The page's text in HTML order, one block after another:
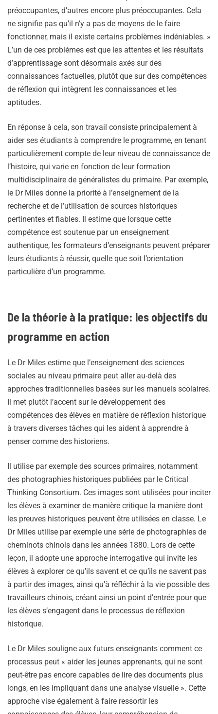
préoccupantes, d’autres encore plus préoccupantes. Cela
ne signifie pas qu’il n’y a pas de moyens de le faire
fonctionner, mais il existe certains problèmes indéniables. »
L’un de ces problèmes est que les attentes et les résultats
d’apprentissage sont désormais axés sur des
connaissances factuelles, plutôt que sur des compétences
de réflexion qui intègrent les connaissances et les
aptitudes.
En réponse à cela, son travail consiste principalement à
aider ses étudiants à comprendre le programme, en tenant
particulièrement compte de leur niveau de connaissance de
l’histoire, qui varie en fonction de leur formation
multidisciplinaire de généralistes du primaire. Par exemple,
le Dr Miles donne la priorité à l’enseignement de la
recherche et de l’utilisation de sources historiques
pertinentes et fiables. Il estime que lorsque cette
compétence est soutenue par un enseignement
authentique, les formateurs d’enseignants peuvent préparer
leurs étudiants à réussir, quelle que soit l’orientation
particulière d’un programme.
De la théorie à la pratique: les objectifs du
programme en action
Le Dr Miles estime que l’enseignement des sciences
sociales au niveau primaire peut aller au-delà des
approches traditionnelles basées sur les manuels scolaires.
Il met plutôt l’accent sur le développement des
compétences des élèves en matière de réflexion historique
à travers diverses tâches qui les aident à apprendre à
penser comme des historiens.
Il utilise par exemple des sources primaires, notamment
des photographies historiques publiées par le Critical
Thinking Consortium. Ces images sont utilisées pour inciter
les élèves à examiner de manière critique la manière dont
les preuves historiques peuvent être utilisées en classe. Le
Dr Miles utilise par exemple une série de photographies de
cheminots chinois dans les années 1880. Lors de cette
leçon, il adopte une approche interrogative qui invite les
élèves à explorer ce qu’ils savent et ce qu’ils ne savent pas
à partir des images, ainsi qu’à réfléchir à la vie possible des
travailleurs chinois, créant ainsi un point d’entrée pour que
les élèves s’engagent dans le processus de réflexion
historique.
Le Dr Miles souligne aux futurs enseignants comment ce
processus peut « aider les jeunes apprenants, qui ne sont
peut-être pas encore capables de lire des documents plus
longs, en les impliquant dans une analyse visuelle ». Cette
approche vise également à faire ressortir les